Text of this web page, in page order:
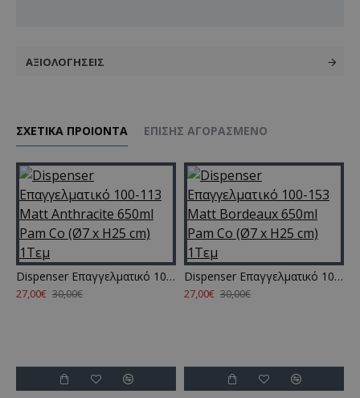
ΑΞΙΟΛΟΓΉΣΕΙΣ
ΣΧΕΤΙΚΑ ΠΡΟΙΟΝΤΑ ΕΠΊΣΗΣ ΑΓΟΡΑΣΜΈΝΟ
Dispenser Επαγγελματικό 100-113 Matt Anthracite 650ml Pam Co (Ø7 x H25 cm) 1Τεμ
27,00€ 30,00€
Dispenser Επαγγελματικό 100-153 Matt Bordeaux 650ml Pam Co (Ø7 x H25 cm) 1Τεμ
27,00€ 30,00€